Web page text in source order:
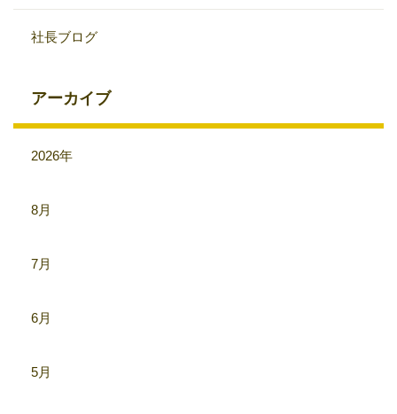
社長ブログ
アーカイブ
2026年
8月
7月
6月
5月